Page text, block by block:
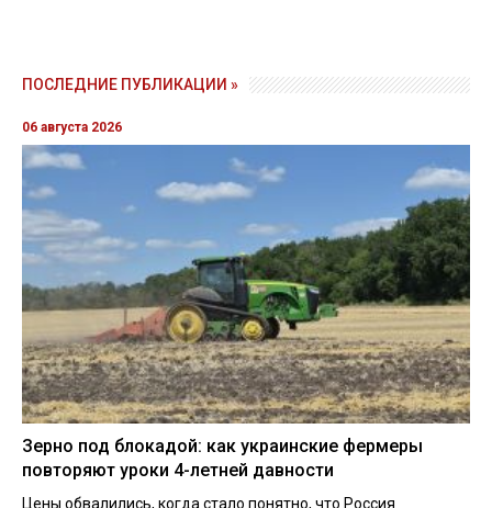
ПОСЛЕДНИЕ ПУБЛИКАЦИИ »
06 августа 2026
Зерно под блокадой: как украинские фермеры
повторяют уроки 4-летней давности
Цены обвалились, когда стало понятно, что Россия